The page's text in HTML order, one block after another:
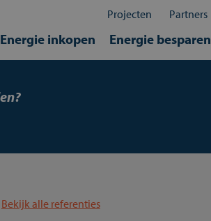
Projecten Partners
Energie inkopen Energie besparen
Bekijk alle referenties